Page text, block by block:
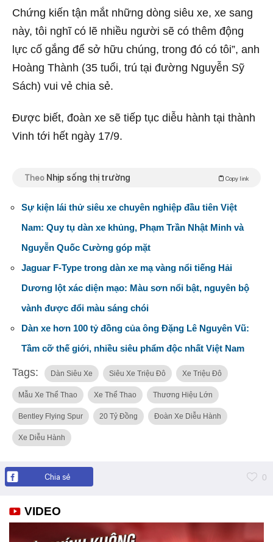
Chứng kiến tận mắt những dòng siêu xe, xe sang
này, tôi nghĩ có lẽ nhiều người sẽ có thêm động
lực cố gắng để sở hữu chúng, trong đó có tôi”, anh
Hoàng Thành (35 tuổi, trú tại đường Nguyễn Sỹ
Sách) vui vẻ chia sẻ.
Được biết, đoàn xe sẽ tiếp tục diễu hành tại thành
Vinh tới hết ngày 17/9.
Theo Nhịp sống thị trường Copy link
Sự kiện lái thử siêu xe chuyên nghiệp đầu tiên Việt
Nam: Quy tụ dàn xe khủng, Phạm Trần Nhật Minh và
Nguyễn Quốc Cường góp mặt
Jaguar F-Type trong dàn xe mạ vàng nổi tiếng Hải
Dương lột xác diện mạo: Màu sơn nổi bật, nguyên bộ
vành được đổi màu sáng chói
Dàn xe hơn 100 tỷ đồng của ông Đặng Lê Nguyên Vũ:
Tầm cỡ thế giới, nhiều siêu phẩm độc nhất Việt Nam
Tags: Dàn Siêu Xe Siêu Xe Triệu Đô Xe Triệu Đô
Mẫu Xe Thể Thao Xe Thể Thao Thương Hiệu Lớn
Bentley Flying Spur 20 Tỷ Đồng Đoàn Xe Diễu Hành
Xe Diễu Hành
Chia sẻ 0
VIDEO